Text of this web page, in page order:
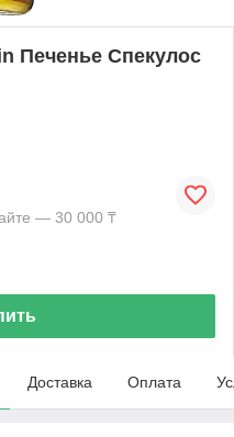
Печенье Спекулос
— 30 000 ₸
Доставка Оплата